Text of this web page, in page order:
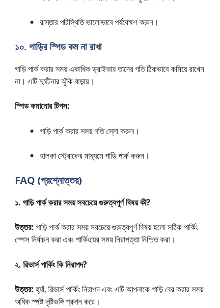
রাস্তার পরিস্থিতি ভালোভাবে পর্যবেক্ষণ করুন।
১০. গাড়ির স্পিড কম না রাখা
গাড়ি পার্ক করার সময় একাধিক ড্রাইভার তাদের গতি ঠিকভাবে কমিয়ে রাখেন
না। এটি দুর্ঘটনার ঝুঁকি বাড়ায়।
স্পিড কমানোর টিপস:
গাড়ি পার্ক করার সময় গতি স্লো করুন।
হালকা স্ট্রোকের মাধ্যমে গাড়ি পার্ক করুন।
FAQ (প্রশ্নোত্তর)
১. গাড়ি পার্ক করার সময় সবচেয়ে গুরুত্বপূর্ণ বিষয় কী?
উত্তর: গাড়ি পার্ক করার সময় সবচেয়ে গুরুত্বপূর্ণ বিষয় হলো সঠিক পার্কিং
স্পেস নির্বাচন করা এবং পার্কিংয়ের সময় নিরাপত্তা নিশ্চিত করা।
২. রিভার্স পার্কিং কি নিরাপদ?
উত্তর:হ্যাঁ, রিভার্স পার্কিং নিরাপদ এবং এটি আপনাকে গাড়ি বের করার সময়
অধিক স্পষ্ট দৃষ্টিভঙ্গি প্রদান করে।